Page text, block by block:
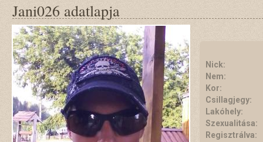
Jani026 adatlapja
Nick:
Nem:
Kor:
Csillagjegy:
Lakóhely:
Szexualitása:
Regisztrálva: